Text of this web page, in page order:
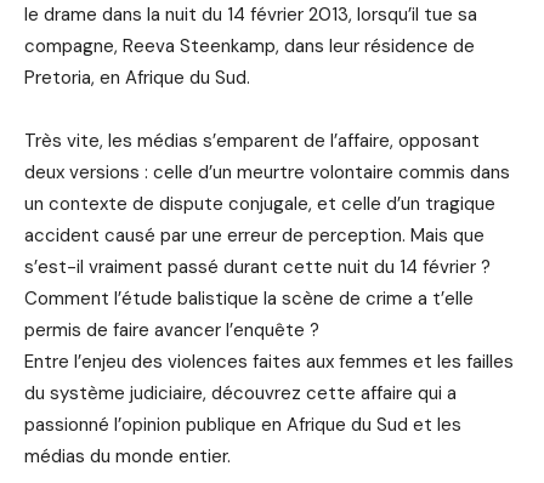
le drame dans la nuit du 14 février 2013, lorsqu’il tue sa
compagne, Reeva Steenkamp, dans leur résidence de
Pretoria, en Afrique du Sud.
Très vite, les médias s’emparent de l’affaire, opposant
deux versions : celle d’un meurtre volontaire commis dans
un contexte de dispute conjugale, et celle d’un tragique
accident causé par une erreur de perception. Mais que
s’est-il vraiment passé durant cette nuit du 14 février ?
Comment l’étude balistique la scène de crime a t’elle
permis de faire avancer l’enquête ?
Entre l’enjeu des violences faites aux femmes et les failles
du système judiciaire, découvrez cette affaire qui a
passionné l’opinion publique en Afrique du Sud et les
médias du monde entier.